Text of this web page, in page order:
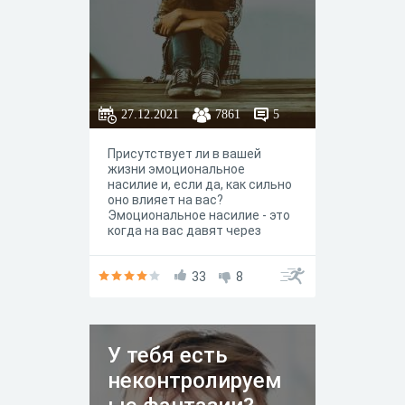
27.12.2021 7861 5
Присутствует ли в вашей
жизни эмоциональное
насилие и, если да, как сильно
оно влияет на вас?
Эмоциональное насилие - это
когда на вас давят через
виноватыми, "плохими",
контролировать ваше
поведение и решения. Суть
такого воздействия в том,
чтобы вызывать сильные
эмоции - чувство вины, стыда,
страха, ответственности,
33 8
У тебя есть
неконтролируем